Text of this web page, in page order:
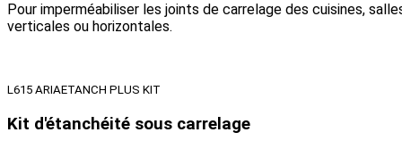
Pour imperméabiliser les joints de carrelage des cuisines,
verticales ou horizontales.
L615 ARIAETANCH PLUS KIT
Kit d'étanchéité sous carrelage